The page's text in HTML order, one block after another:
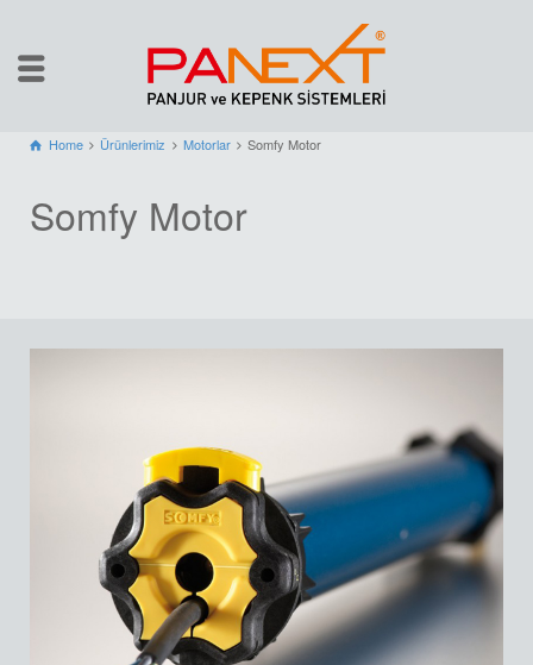
Home Ürünlerimiz Motorlar Somfy Motor
Somfy Motor